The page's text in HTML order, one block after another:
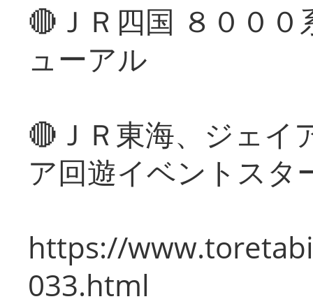
🔴ＪＲ四国 ８００
ューアル
🔴ＪＲ東海、ジェイ
ア回遊イベントスタ
https://
033.html